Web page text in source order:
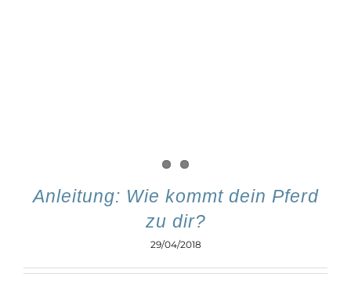
Anleitung: Wie kommt dein Pferd
zu dir?
29/04/2018